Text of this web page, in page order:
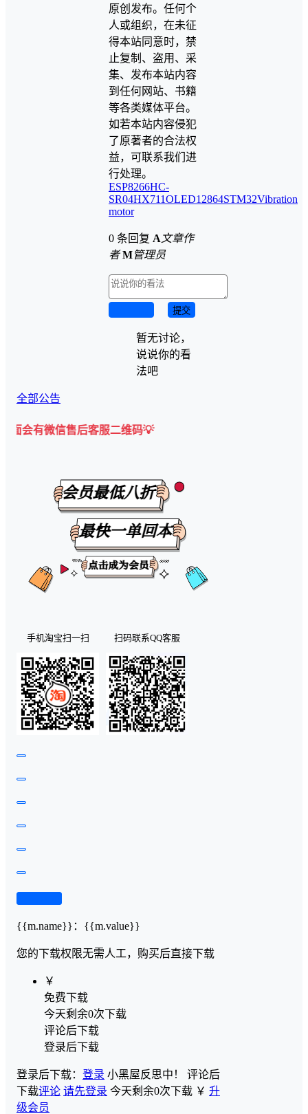
原创发布。任何个
人或组织，在未征
得本站同意时，禁
止复制、盗用、采
集、发布本站内容
到任何网站、书籍
等各类媒体平台。
如若本站内容侵犯
了原著者的合法权
益，可联系我们进
行处理。
ESP8266HC-
SR04HX711OLED12864STM32Vibration
motor
0 条回复 A 文章作
者 M管理员
提交
暂无讨论，
说说你的看
法吧
全部公告
信售后客服二维码💡
手机淘宝扫一扫 扫码联系QQ客服
{{m.name}} ： {{m.value}}
您的下载权限无需人工，购买后直接下载
￥
免费下载
今天剩余0次下载
评论后下载
登录后下载
登录后下载： 登录 小黑屋反思中！ 评论后
下载评论 请先登录 今天剩余0次下载 ￥ 升
级会员